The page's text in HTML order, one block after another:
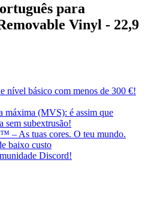
para
Vinyl - 22,9
nível básico com menos de 300 €!
máxima (MVS): é assim que
sem subextrusão!
– As tuas cores. O teu mundo.
baixo custo
Discord!